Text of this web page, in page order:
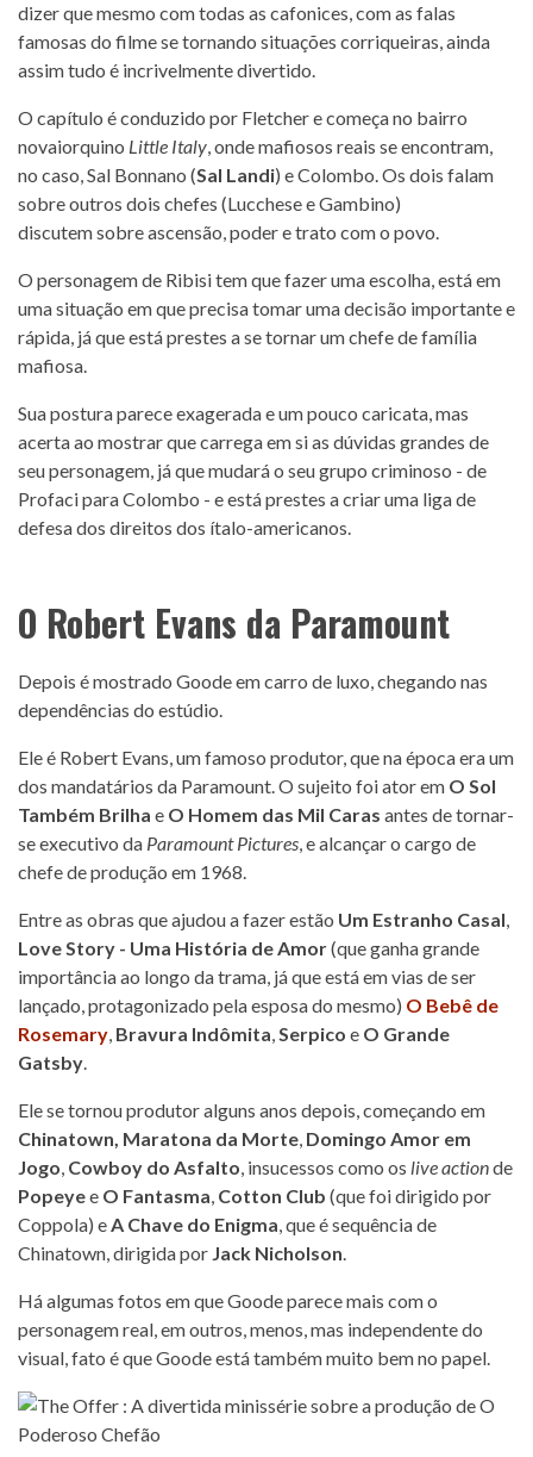
dizer que mesmo com todas as cafonices, com as falas
famosas do filme se tornando situações corriqueiras, ainda
assim tudo é incrivelmente divertido.
O capítulo é conduzido por Fletcher e começa no bairro
novaiorquino Little Italy, onde mafiosos reais se encontram,
no caso, Sal Bonnano (Sal Landi) e Colombo. Os dois falam
sobre outros dois chefes (Lucchese e Gambino)
discutem sobre ascensão, poder e trato com o povo.
O personagem de Ribisi tem que fazer uma escolha, está em
uma situação em que precisa tomar uma decisão importante e
rápida, já que está prestes a se tornar um chefe de família
mafiosa.
Sua postura parece exagerada e um pouco caricata, mas
acerta ao mostrar que carrega em si as dúvidas grandes de
seu personagem, já que mudará o seu grupo criminoso - de
Profaci para Colombo - e está prestes a criar uma liga de
defesa dos direitos dos ítalo-americanos.
O Robert Evans da Paramount
Depois é mostrado Goode em carro de luxo, chegando nas
dependências do estúdio.
Ele é Robert Evans, um famoso produtor, que na época era um
dos mandatários da Paramount. O sujeito foi ator em O Sol
Também Brilha e O Homem das Mil Caras antes de tornar-
se executivo da Paramount Pictures, e alcançar o cargo de
chefe de produção em 1968.
Entre as obras que ajudou a fazer estão Um Estranho Casal,
Love Story - Uma História de Amor(que ganha grande
importância ao longo da trama, já que está em vias de ser
lançado, protagonizado pela esposa do mesmo) O Bebê de
Rosemary, Bravura Indômita,Serpico e O Grande
Gatsby.
Ele se tornou produtor alguns anos depois, começando em
Chinatown, Maratona da Morte, Domingo Amor em
Jogo, Cowboy do Asfalto, insucessos como os live actionde
Popeyee O Fantasma, Cotton Club (que foi dirigido por
Coppola) eA Chave do Enigma, que é sequência de
Chinatown, dirigida por Jack Nicholson.
Há algumas fotos em que Goode parece mais com o
personagem real, em outros, menos, mas independente do
visual, fato é que Goode está também muito bem no papel.